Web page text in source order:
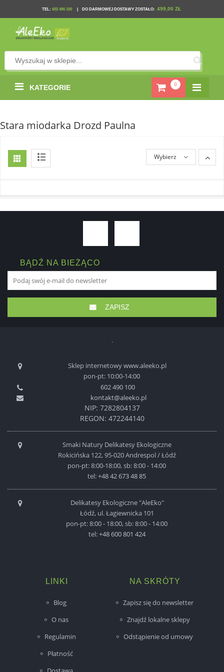
TEL: 602 490 100 DO DARMOWEJ DOSTAWY ZOSTAŁO: 499,00 ZŁ
0
KATEGORIE
Stara miodarka Drozd Paulna
Wybierz
BĄDŹ NA BIEŻĄCO
ZAPISZ
Sklep internetowy www.aleeko.pl
pon-pt: 10:00-14:00
602 490 100
kontakt@aleeko.pl
NIP: 7282804137
REGON: 472244140
Smaki Natury Delikatesy Ekologiczne
Rokicińska 122, 95-020 Andrespol / Łódź
pon-pt: 8:00-18:00, sb: 8:00 - 14:00
tel:+48 42 673 48 85
Delikatesy Ekologiczne "AleEko"
Łódź, ul. Łagiewnicka 101
pon-pt: 8:00 - 18:00, sb: 8:00 - 14:00
tel:+48 600 801 424
LINKI
Blog
O nas
Regulamin
Płatność
NA SKRÓTY
Zapisz się do newsletter
Znajdź lokalne sklepy
Odstąpienie od umowy